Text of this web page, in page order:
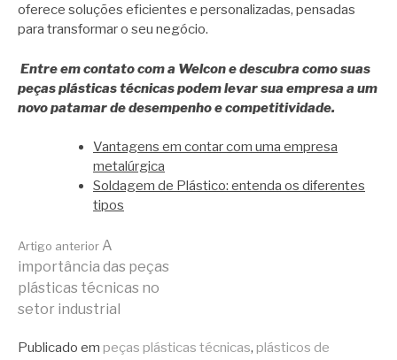
oferece soluções eficientes e personalizadas, pensadas
para transformar o seu negócio.
Entre em contato com a Welcon e descubra como suas
peças plásticas técnicas podem levar sua empresa a um
novo patamar de desempenho e competitividade.
Vantagens em contar com uma empresa
metalúrgica
Soldagem de Plástico: entenda os diferentes
tipos
Continue
lendo
Artigo anterior A
importância das peças
plásticas técnicas no
setor industrial
Publicado em peças plásticas técnicas, plásticos de